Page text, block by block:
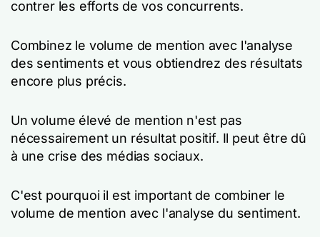
contrer les efforts de vos concurrents.
Combinez le volume de mention avec l'analyse
des sentiments et vous obtiendrez des résultats
encore plus précis.
Un volume élevé de mention n'est pas
nécessairement un résultat positif. Il peut être dû
à une crise des médias sociaux.
C'est pourquoi il est important de combiner le
volume de mention avec l'analyse du sentiment.